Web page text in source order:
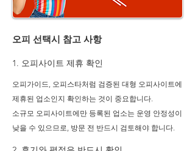
오피 선택시 참고 사항
1. ​오피사이트 제휴 확인
오피가이드, 오피스타처럼 검증된 대형 오피사이트에
제휴된 업소인지 확인하는 것이 중요합니다.
소규모 오피사이트에만 등록된 업소는 운영 안정성이
낮을 수 있으므로, 방문 전 반드시 검토해야 합니다.